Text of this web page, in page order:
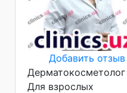
Добавить отзыв
Дерматокосметолог
Для взрослых